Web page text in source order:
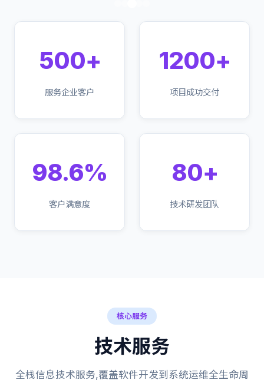
500+
服务企业客户
1200+
项目成功交付
98.6%
客户满意度
80+
技术研发团队
核心服务
技术服务
全栈信息技术服务,覆盖软件开发到系统运维全生命周